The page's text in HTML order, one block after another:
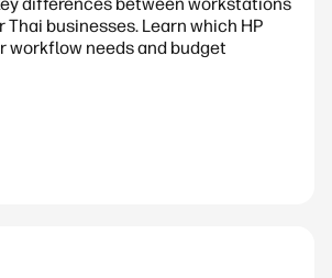
Thai businesses. Learn which HP
workflow needs and budget